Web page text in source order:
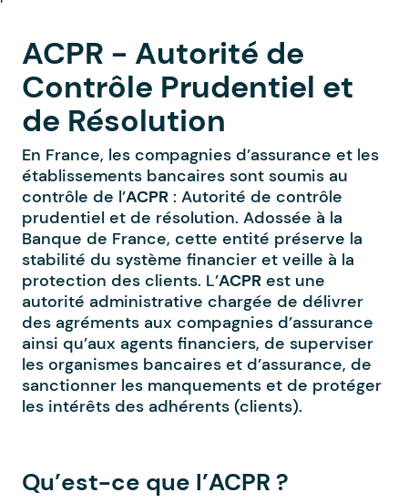
ACPR - Autorité de
Contrôle Prudentiel et
de Résolution
En France, les compagnies d’assurance et les
établissements bancaires sont soumis au
contrôle de l’ACPR : Autorité de contrôle
prudentiel et de résolution. Adossée à la
Banque de France, cette entité préserve la
stabilité du système financier et veille à la
protection des clients. L’ACPR est une
autorité administrative chargée de délivrer
des agréments aux compagnies d’assurance
ainsi qu’aux agents financiers, de superviser
les organismes bancaires et d’assurance, de
sanctionner les manquements et de protéger
les intérêts des adhérents (clients).
Qu’est-ce que l’ACPR ?